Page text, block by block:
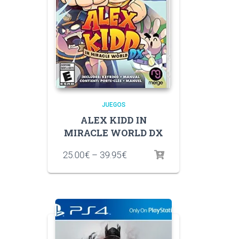
JUEGOS
ALEX KIDD IN
MIRACLE WORLD DX
25.00€ – 39.95€